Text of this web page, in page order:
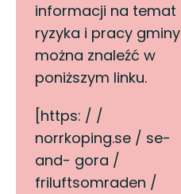
informacji na temat
ryzyka i pracy gminy
można znaleźć w
poniższym linku.
[https: / /
norrkoping.se / se-
and- gora /
friluftsomraden /